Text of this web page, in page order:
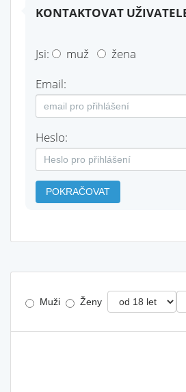
KONTAKTOVAT
Jsi: muž
žena
Email:
Heslo:
POKRAČOVAT
Muži Ženy